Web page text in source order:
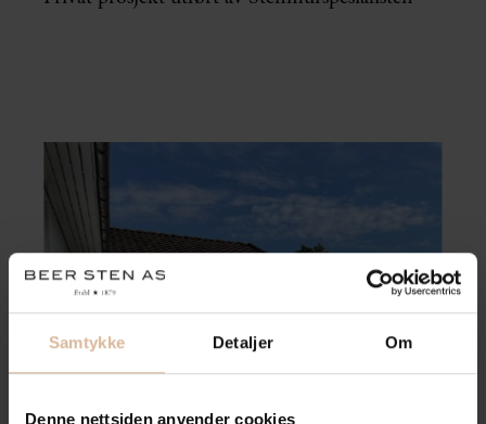
Samtykke Detaljer Om
Denne nettsiden anvender cookies